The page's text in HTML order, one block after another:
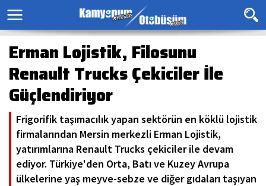
Erman Lojistik, Filosunu
Renault Trucks Çekiciler İle
Güçlendiriyor
Frigorifik taşımacılık yapan sektörün en köklü lojistik
firmalarından Mersin merkezli Erman Lojistik,
yatırımlarına Renault Trucks çekiciler ile devam
ediyor. Türkiye'den Orta, Batı ve Kuzey Avrupa
ülkelerine yaş meyve-sebze ve diğer gıdaları taşıyan